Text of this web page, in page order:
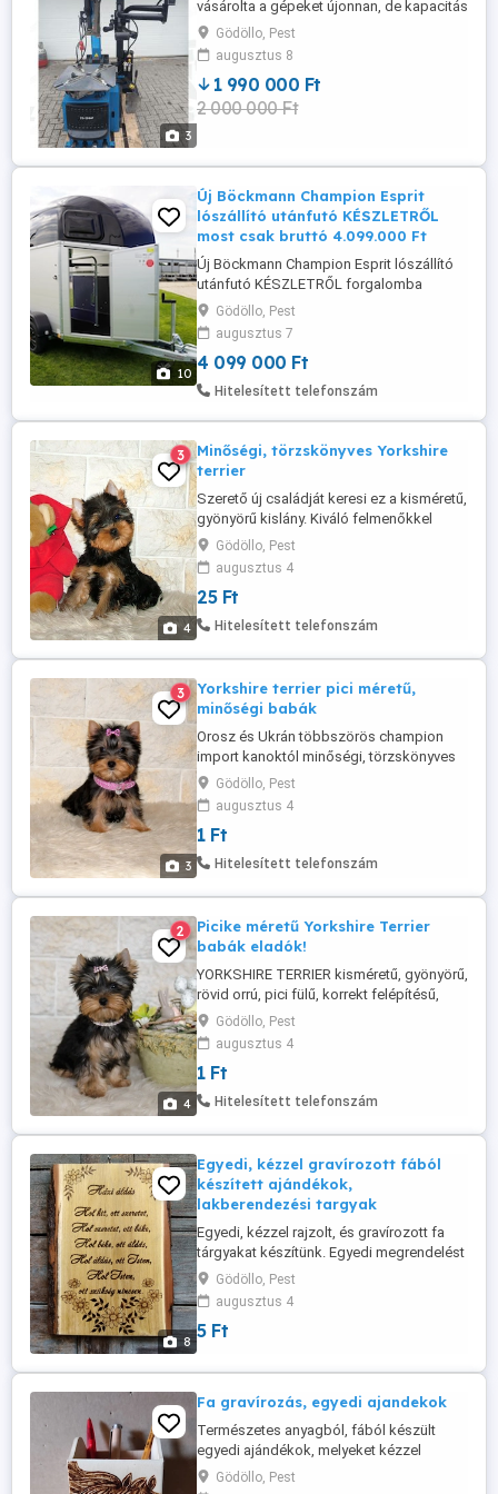
3
vásárolta a gépeket újonnan, de kapacitás
hiányában nem használjuk. Csak be lett
üzemelve! Gumiszerelő gép, centírozó
gép, kompresszor, 2db légpárnás emelő,
stb. Eladási ár: 1.990.000Ft+ÁFA, vagy
bérelhető: 140.000Ft hó áron.
Gödöllo, Pest
augusztus 8
1 990 000 Ft
2 000 000 Ft
10
Új Böckmann Champion Esprit
lószállító utánfutó KÉSZLETRŐL
most csak bruttó 4.099.000 Ft
Új Böckmann Champion Esprit lószállító
utánfutó KÉSZLETRŐL forgalomba
helyezve, rendszámmal most csak bruttó
4.099.000 Ft Fix tartozékok az új
Böckmann lószállítóhoz: -
lengéscsillapító, - pata csúszásgátló a
rámpán - felszerelt nyeregszekrény, - gumi
(Németország) Évjárat: ...
Gödöllo, Pest
augusztus 7
4 099 000 Ft
Hitelesített telefonszám
4
3
Minőségi, törzskönyves Yorkshire
terrier
Szerető új családját keresi ez a kisméretű,
gyönyörű kislány. Kiváló felmenőkkel
rendelkezik, többszörös kiállítási győztes
apukával. Mindkét szülője szűrve van. A
törzskönyve már elkészült, összes oltását
megkapta, szobatiszta. Ajándék kölyök
csomaggal és gondozási útmutatóval
Gödöllo, Pest
augusztus 4
25 Ft
Hitelesített telefonszám
3
3
Yorkshire terrier pici méretű,
minőségi babák
Orosz és Ukrán többszörös champion
import kanoktól minőségi, törzskönyves
Yorkshire Terrier kiskutyák eladók.
Koruknak megfelelő oltásokkal, micro
chippel, féregtelenítve, kezdő kölyök
csomaggal. Bővebb információ
telefonon!
Gödöllo, Pest
augusztus 4
1 Ft
Hitelesített telefonszám
4
2
Picike méretű Yorkshire Terrier
babák eladók!
YORKSHIRE TERRIER kisméretű, gyönyörű,
rövid orrú, pici fülű, korrekt felépítésű,
sötét dús szőrű, minőségi kiskutyák
ELADÓK. Törzskönyvvel,igény szerint állat
útlevéllel. A világ vezető vérvonalaiból,
eredményes, gyönyörű kiállítási szülőktől,
számlával, szerződéssel, garanciával.
Gödöllo, Pest
augusztus 4
1 Ft
Hitelesített telefonszám
8
Egyedi, kézzel gravírozott fából
készített ajándékok,
lakberendezési targyak
Egyedi, kézzel rajzolt, és gravírozott fa
tárgyakat készítünk. Egyedi megrendelést
is vállalunk, pl személyre szóló ajándék
készítését. - falióra - táblák - képek -
házszámtábla és névtábla - egyedi fa toll
és tolltartó - fa doboz - bútor gravírozás -
...
Gödöllo, Pest
augusztus 4
5 Ft
Fa gravírozás, egyedi ajandekok
Természetes anyagból, fából készült
egyedi ajándékok, melyeket kézzel
gravirozunk, keresed szerinti képpel,
szöveggel. Faliórák, tollak, táblák,
Gödöllo, Pest